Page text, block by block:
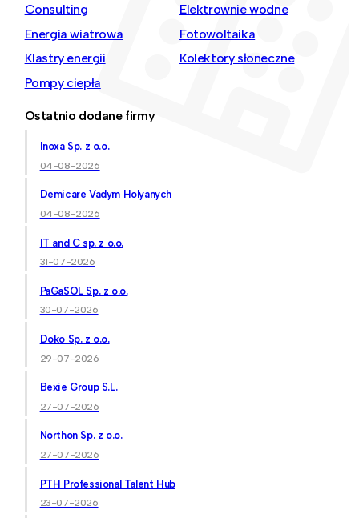
Consulting
Elektrownie wodne
Energia wiatrowa
Fotowoltaika
Klastry energii
Kolektory słoneczne
Pompy ciepła
Ostatnio dodane firmy
Inoxa Sp. z o.o.
04-08-2026
Demicare Vadym Holyanych
04-08-2026
IT and C sp. z o.o.
31-07-2026
PaGaSOL Sp. z o.o.
30-07-2026
Doko Sp. z o.o.
29-07-2026
Bexie Group S.L.
27-07-2026
Northon Sp. z o.o.
27-07-2026
PTH Professional Talent Hub
23-07-2026